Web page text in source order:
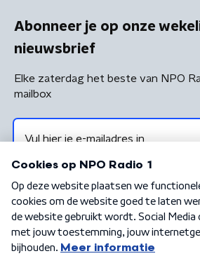
Abonneer je op onze
nieuwsbrief
Elke zaterdag het beste van NPO
mailbox
Algemene voorwaarden